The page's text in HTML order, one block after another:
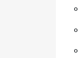
⚬
⚬
⚬